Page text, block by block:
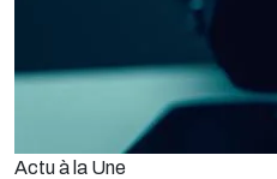
Actu à la Une